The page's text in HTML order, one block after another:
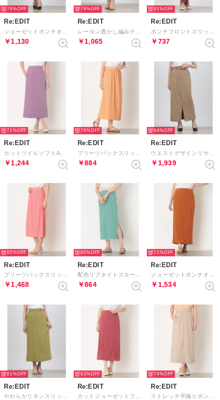
78%
Re:EDIT
￥1,130
78%
Re:EDIT
￥1,065
81%
Re:EDIT
￥737
71%
Re:EDIT
￥1,244
79%
Re:EDIT
￥884
64%
Re:EDIT
￥1,939
65%
Re:EDIT
￥1,468
80%
Re:EDIT
￥864
71%
Re:EDIT
￥1,534
81%
Re:EDIT
やわらかリネンスリットスカート （グリーン）
63%
Re:EDIT
カットジョーゼットフロントスリットスカート （ピンク）
74%
Re:EDIT
ストレッチ平織りポンチ前後2WAYスカート （アイボリーベージュ）